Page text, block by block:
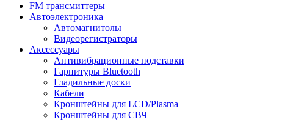
FM трансмиттеры
Автоэлектроника
Автомагнитолы
Видеорегистраторы
Аксессуары
Антивибрационные подставки
Гарнитуры Bluetooth
Гладильные доски
Кабели
Кронштейны для LCD/Plasma
Кронштейны для СВЧ